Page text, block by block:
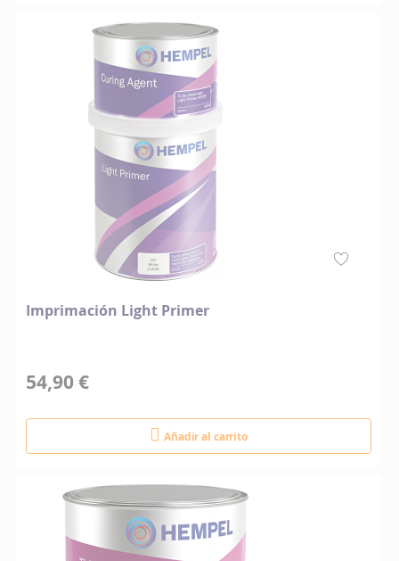
Imprimación Light Primer
54,90 €
Añadir al carrito